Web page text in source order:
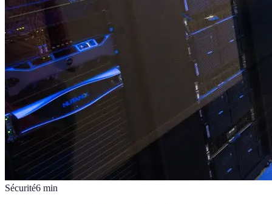
Sécurité6 min